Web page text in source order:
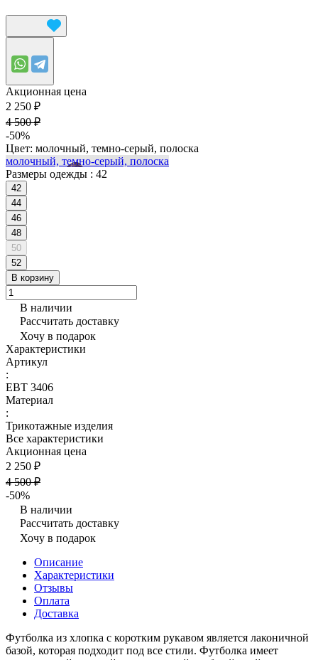
Акционная цена
2 250 ₽
4 500 ₽
-50%
Цвет: молочный, темно-серый, полоска
молочный, темно-серый, полоска
Размеры одежды : 42
42
44
46
48
50
52
В корзину
В наличии
Рассчитать доставку
Хочу в подарок
Характеристики
Артикул
:
ЕВТ 3406
Материал
:
Трикотажные изделия
Все характеристики
Акционная цена
2 250 ₽
4 500 ₽
-50%
В наличии
Рассчитать доставку
Хочу в подарок
Описание
Характеристики
Отзывы
Оплата
Доставка
Футболка из хлопка с коротким рукавом является лаконичной
базой, которая подходит под все стили. Футболка имеет